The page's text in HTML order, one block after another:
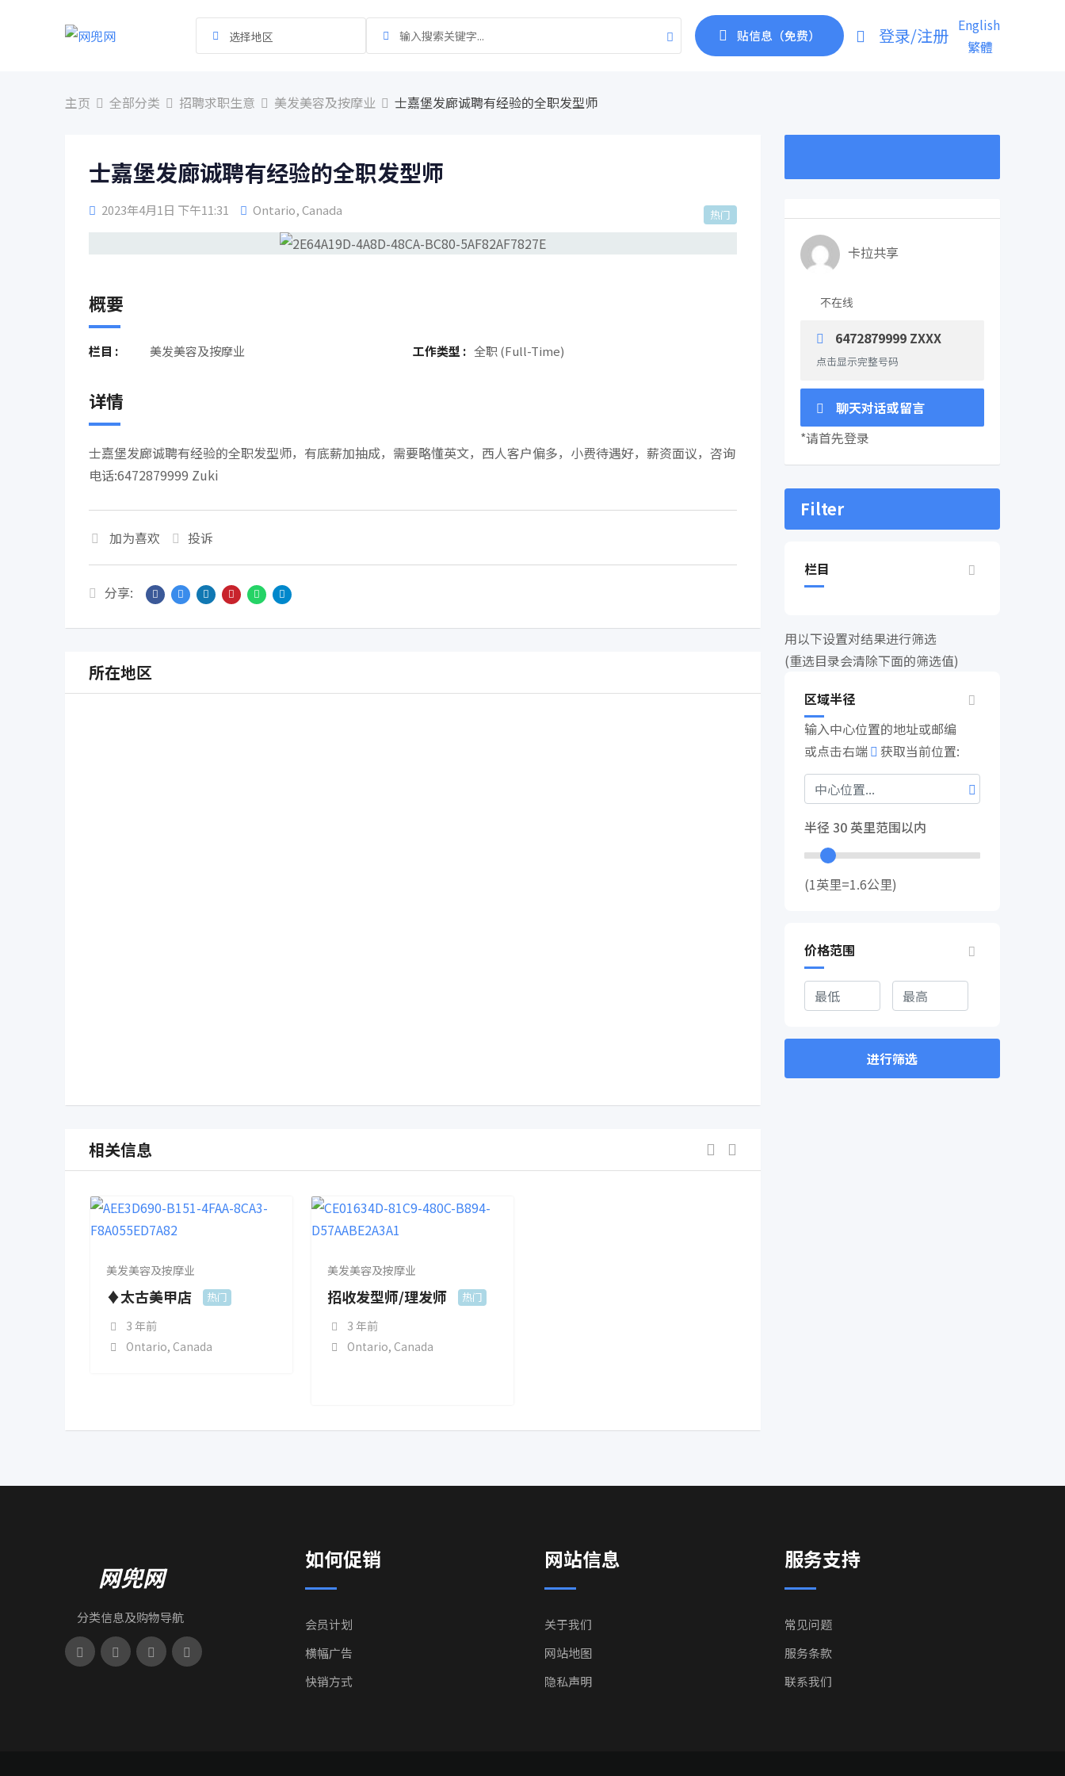
选择地区 贴信息（免费） 登录/注册 English
繁體
主页 全部分类 招聘求职生意 美发美容及按摩业 士嘉堡发廊诚聘有经验的全职发型师
士嘉堡发廊诚聘有经验的全职发型师
2023年4月1日 下午11:31 Ontario,Canada 热门
概要
栏目 : 美发美容及按摩业 工作类型 : 全职 (Full-Time)
详情
士嘉堡发廊诚聘有经验的全职发型师，有底薪加抽成，需要略懂英文，西人客户偏多，小费待遇好，薪资面议，咨询
电话:6472879999 Zuki
加为喜欢 投诉
分享:
所在地区
相关信息
美发美容及按摩业
♦太古美甲店 热门
3 年前
Ontario, Canada
美发美容及按摩业
招收发型师/理发师 热门
3 年前
Ontario, Canada
卡拉共享
不在线
6472879999 ZXXX
点击显示完整号码
聊天对话或留言
*请首先登录
Filter
栏目
用以下设置对结果进行筛选
(重选目录会清除下面的筛选值)
区域半径
输入中心位置的地址或邮编
或点击右端
获取当前位置:
半径 30英里范围以内
(1英里=1.6公里)
价格范围
进行筛选
网兜网
分类信息及购物导航
如何促销
会员计划
横幅广告
快销方式
网站信息
关于我们
网站地图
隐私声明
服务支持
常见问题
服务条款
联系我们